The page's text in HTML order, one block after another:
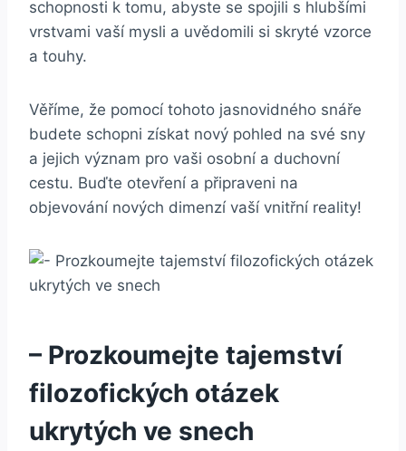
schopnosti k tomu, abyste se spojili s‍ hlubšími
vrstvami vaší mysli a​ uvědomili ‍si skryté vzorce
a touhy.
Věříme, ‌že pomocí tohoto‍ jasnovidného ⁢snáře
budete schopni ⁣získat nový pohled na své sny
a jejich význam pro vaši osobní a duchovní⁤
cestu. Buďte‌ otevření a připraveni na
objevování‌ nových dimenzí vaší vnitřní reality!
– Prozkoumejte tajemství
filozofických otázek
ukrytých ve snech